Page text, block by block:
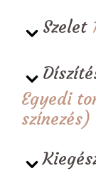
Szelet
Egyedi
színezés)